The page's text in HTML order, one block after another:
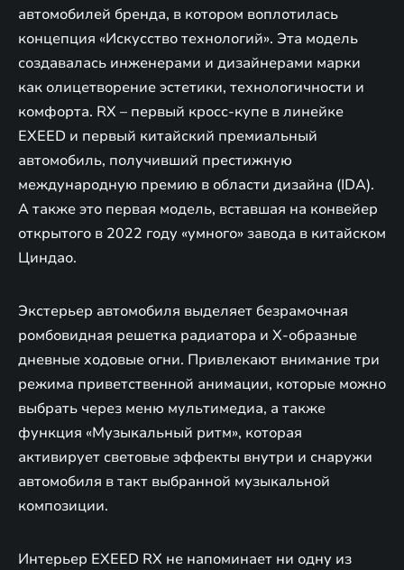
автомобилей бренда, в котором воплотилась
концепция «Искусство технологий». Эта модель
создавалась инженерами и дизайнерами марки
как олицетворение эстетики, технологичности и
комфорта. RX – первый кросс-купе в линейке
EXEED и первый китайский премиальный
автомобиль, получивший престижную
международную премию в области дизайна (IDA).
А также это первая модель, вставшая на конвейер
открытого в 2022 году «умного» завода в китайском
Циндао.
Экстерьер автомобиля выделяет безрамочная
ромбовидная решетка радиатора и Х-образные
дневные ходовые огни. Привлекают внимание три
режима приветственной анимации, которые можно
выбрать через меню мультимедиа, а также
функция «Музыкальный ритм», которая
активирует световые эффекты внутри и снаружи
автомобиля в такт выбранной музыкальной
композиции.
Интерьер EXEED RX не напоминает ни одну из